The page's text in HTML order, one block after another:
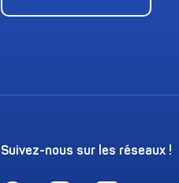
Suivez-nous sur les réseaux !